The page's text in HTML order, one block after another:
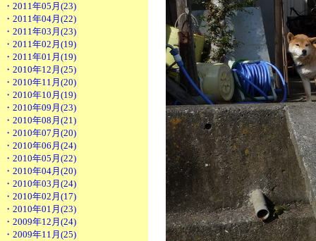
・2011年05月(23)
・2011年04月(22)
・2011年03月(23)
・2011年02月(19)
・2011年01月(19)
・2010年12月(25)
・2010年11月(20)
・2010年10月(19)
・2010年09月(23)
・2010年08月(21)
・2010年07月(20)
・2010年06月(24)
・2010年05月(22)
・2010年04月(20)
・2010年03月(24)
・2010年02月(17)
・2010年01月(23)
・2009年12月(24)
・2009年11月(25)